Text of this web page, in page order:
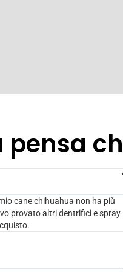
pensa
cane chihuahua non ha più
provato altri dentrifici e spray